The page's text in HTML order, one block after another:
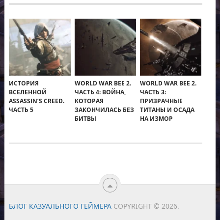
ИСТОРИЯ
ВСЕЛЕННОЙ
ASSASSIN’S CREED.
ЧАСТЬ 5
WORLD WAR BEE 2.
ЧАСТЬ 4: ВОЙНА,
КОТОРАЯ
ЗАКОНЧИЛАСЬ БЕЗ
БИТВЫ
WORLD WAR BEE 2.
ЧАСТЬ 3:
ПРИЗРАЧНЫЕ
ТИТАНЫ И ОСАДА
НА ИЗМОР
БЛОГ КАЗУАЛЬНОГО ГЕЙМЕРА COPYRIGHT © 2026.